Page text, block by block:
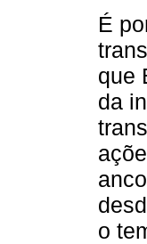
É
que
da
o